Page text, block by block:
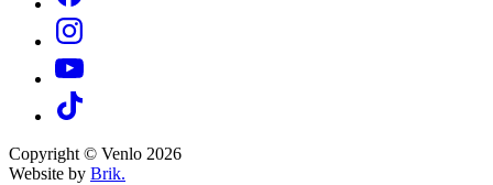
Copyright © Venlo 2026
Website by Brik.